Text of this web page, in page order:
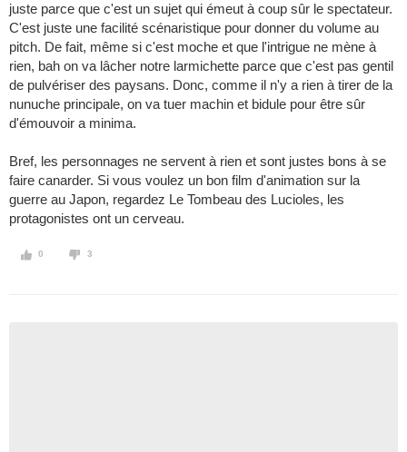
juste parce que c'est un sujet qui émeut à coup sûr le spectateur.
C'est juste une facilité scénaristique pour donner du volume au
pitch. De fait, même si c'est moche et que l'intrigue ne mène à
rien, bah on va lâcher notre larmichette parce que c'est pas gentil
de pulvériser des paysans. Donc, comme il n'y a rien à tirer de la
nunuche principale, on va tuer machin et bidule pour être sûr
d'émouvoir a minima.
Bref, les personnages ne servent à rien et sont justes bons à se
faire canarder. Si vous voulez un bon film d'animation sur la
guerre au Japon, regardez Le Tombeau des Lucioles, les
protagonistes ont un cerveau.
0 3